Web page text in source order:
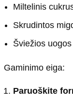
Miltelinis
Skrudintos
Šviežios uogos
Gaminimo eiga:
Paruoškite